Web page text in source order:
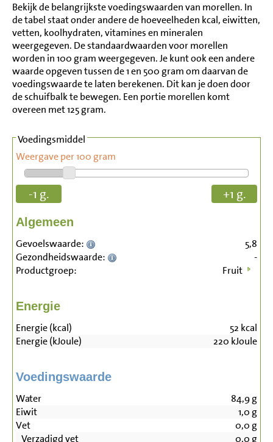
Bekijk de belangrijkste voedingswaarden van morellen. In
de tabel staat onder andere de hoeveelheden kcal, eiwitten,
vetten, koolhydraten, vitamines en mineralen
weergegeven. De standaardwaarden voor morellen
worden in 100 gram weergegeven. Je kunt ook een andere
waarde opgeven tussen de 1 en 500 gram om daarvan de
voedingswaarde te laten berekenen. Dit kan je doen door
de schuifbalk te bewegen. Een portie morellen komt
overeen met 125 gram.
Voedingsmiddel
Weergave per 100 gram
-1 g. +1 g.
Algemeen
Gevoelswaarde:
5,8
Gezondheidswaarde:
-
Productgroep:
Fruit
Energie
Energie (kcal) 52 kcal
Energie (kJoule)
220 kJoule
Voedingswaarde
Water 84,9g
Eiwit
1,0 g
Vet
0,0 g
Verzadigd vet
0,0 g